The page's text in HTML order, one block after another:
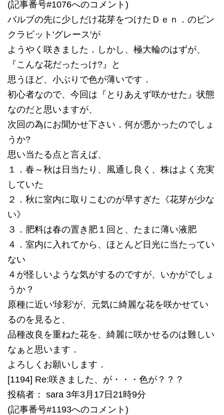
(記事番号#1076へのコメント)
バルブの先に少しだけ花芽をつけたＤｅｎ．のピン
クラビット'グレース'が
ようやく咲きました．しかし、極大輪のはずが、
『こんな花だったっけ?』と
思うほど、小ぶりで色が薄いです．
初心者なので、今回は『とりあえず咲かせた』状態
なのだと思いますが、
次回の為にお聞かせ下さい．何が悪かったのでしょ
うか?
思い当たる点と言えば、
１．春～秋は日当たり、風通し良く、株はよく充実
していた
２．秋に室内に取りこむのが早すぎた《花芽が少な
い》
３．肥料は春の置き肥１回と、たまに薄い液肥
４．室内に入れてから、ほとんど日光に当たってい
ない
４が怪しいような気がするのですが、いかがでしょ
うか？
原種に近い'珍彩'が、元気に綺麗な花を咲かせてい
るのを見ると、
品種改良を重ねた花を、綺麗に咲かせるのは難しい
なぁと思います．
よろしくお願いします．
[1194] Re:咲きました、が・・・色が？？？
投稿者： sara 3年3月17日21時9分
(記事番号#1193へのコメント)